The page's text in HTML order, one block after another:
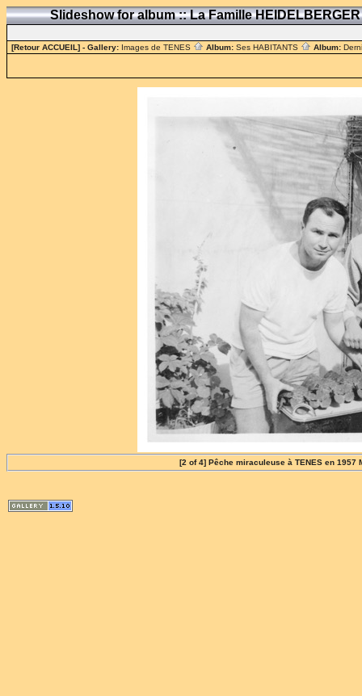
Slideshow for album :: La Famille
[Retour ACCUEIL] - Gallery: Images de TENES Album: Ses HABITANTS Album:
[2 of 4] Pêche miraculeuse à TENES en 1957